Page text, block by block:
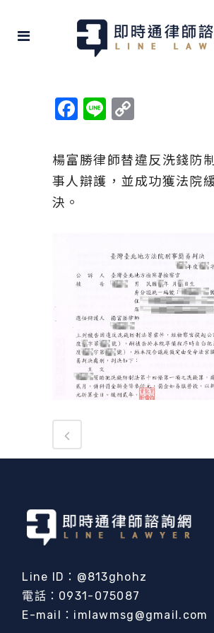
Facebook
Line
楊富勝律師替違反洗錢防
事人辯護，並成功獲法院
決。
Line ID：@813ghohz
電話：0931-075087
E-mail：imlawmsg@gmail.com